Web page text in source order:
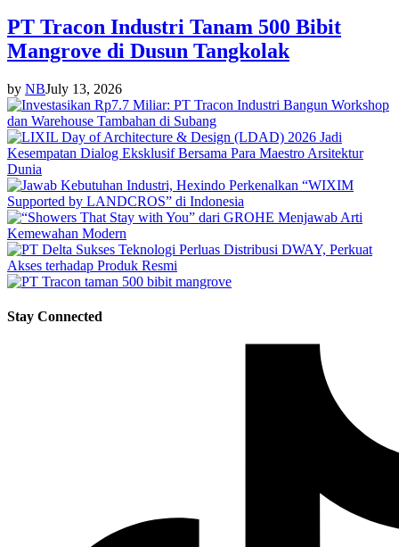
PT Tracon Industri Tanam 500 Bibit
Mangrove di Dusun Tangkolak
by NBJuly 13, 2026
Stay Connected